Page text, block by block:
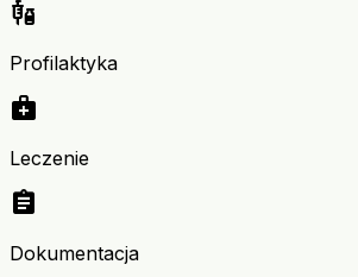
vaccines
Profilaktyka
medical_services
Leczenie
assignment
Dokumentacja